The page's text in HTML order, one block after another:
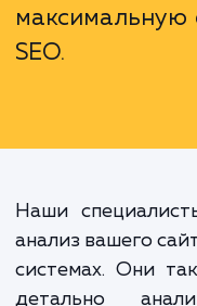
сторон,
SEO.